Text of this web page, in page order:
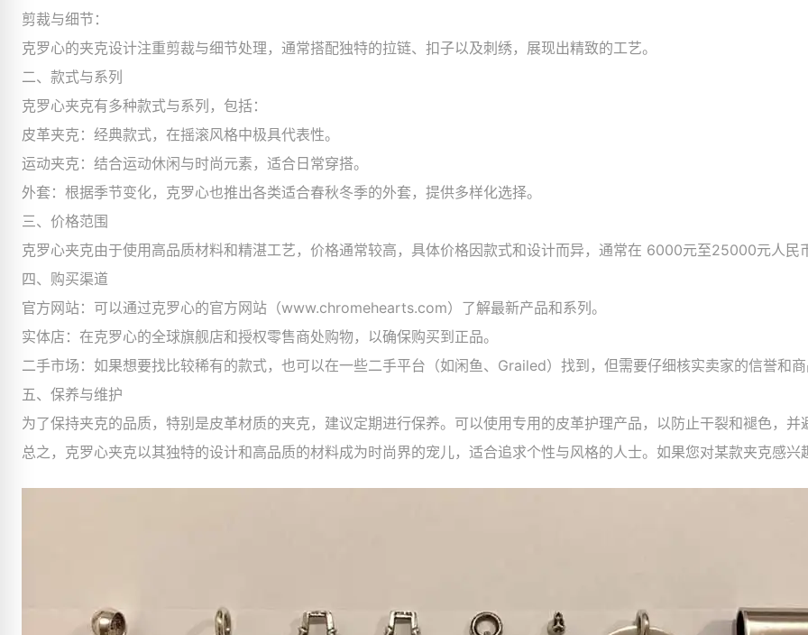
剪裁与细节：
克罗心的夹克设计注重剪裁与细节处理，通常搭配独特的拉链、扣子以及刺绣，展现出精致的工艺。
二、款式与系列
克罗心夹克有多种款式与系列，包括：
皮革夹克：经典款式，在摇滚风格中极具代表性。
运动夹克：结合运动休闲与时尚元素，适合日常穿搭。
外套：根据季节变化，克罗心也推出各类适合春秋冬季的外套，提供多样化选择。
三、价格范围
克罗心夹克由于使用高品质材料和精湛工艺，价格通常较高，具体价格因款式和设计而异，通常在 6000元至25000元人
四、购买渠道
官方网站：可以通过克罗心的官方网站（www.chromehearts.com）了解最新产品和系列。
实体店：在克罗心的全球旗舰店和授权零售商处购物，以确保购买到正品。
二手市场：如果想要找比较稀有的款式，也可以在一些二手平台（如闲鱼、Grailed）找到，但需要仔细核实卖家的信誉和
五、保养与维护
为了保持夹克的品质，特别是皮革材质的夹克，建议定期进行保养。可以使用专用的皮革护理产品，以防止干裂和褪色，
总之，克罗心夹克以其独特的设计和高品质的材料成为时尚界的宠儿，适合追求个性与风格的人士。如果您对某款夹克感兴